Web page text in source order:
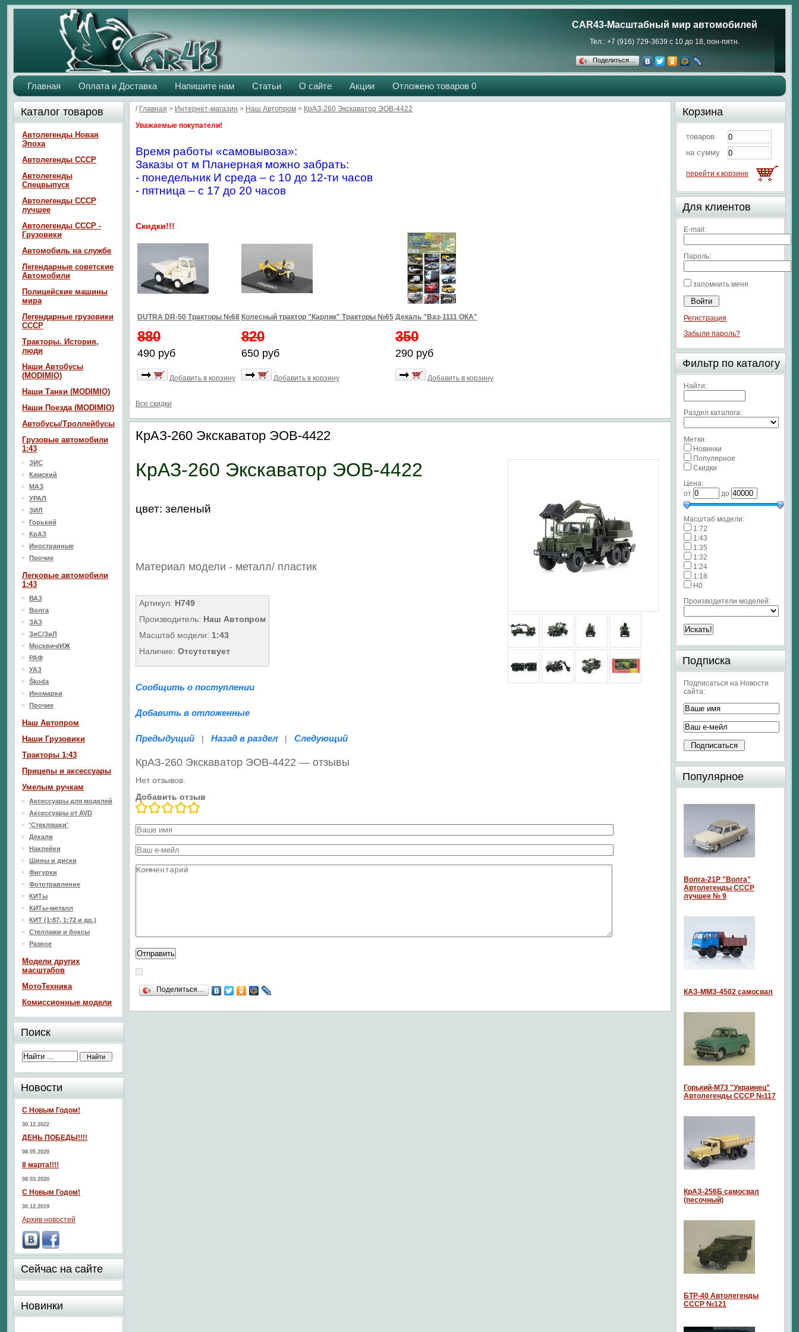
CAR43-Масштабный мир автомобилей
Тел.: +7 (916) 729-3639 с 10 до 18, пон-пятн.
Поделиться…
Главная Оплата и Доставка Напишите нам Статьи О сайте Акции Отложено товаров 0
/ Главная > Интернет-магазин > Наш Aвтопром > КрАЗ-260 Экскаватор ЭОВ-4422
Уважаемые покупатели!
Время работы «самовывоза»:
Заказы от м Планерная можно забрать:
- понедельник И среда – с 10 до 12-ти часов
- пятница – с 17 до 20 часов
Скидки!!!
DUTRA DR-50 Тракторы №68
880
490 руб
Добавить в корзину
Колесный трактор "Карлик" Тракторы №65
820
650 руб
Добавить в корзину
Декаль "Ваз-1111 ОКА"
350
290 руб
Добавить в корзину
Все скидки
КрАЗ-260 Экскаватор ЭОВ-4422
КрАЗ-260 Экскаватор ЭОВ-4422
цвет: зеленый
Материал модели - металл/ пластик
Артикул: H749
Производитель: Наш Автопром
Масштаб модели: 1:43
Наличие: Отсутствует
Сообщить о поступлении
Добавить в отложенные
Предыдущий | Назад в раздел | Следующий
КрАЗ-260 Экскаватор ЭОВ-4422 — отзывы
Нет отзывов.
Добавить отзыв
Поделиться…
Каталог товаров
Автолегенды Новая
Эпоха
Автолегенды СССР
Автолегенды
Спецвыпуск
Автолегенды СССР
лучшее
Автолегенды СССР -
Грузовики
Автомобиль на службе
Легендарные советские
Автомобили
Полицейские машины
мира
Легендарные грузовики
СССР
Тракторы. История,
люди
Наши Автобусы
(MODIMIO)
Наши Танки (MODIMIO)
Наши Поезда (MODIMIO)
Автобусы/Троллейбусы
Грузовые автомобили
1:43
ЗИС
Камский
МАЗ
УРАЛ
ЗИЛ
Горький
КрАЗ
Иностранные
Прочие
Легковые автомобили
1:43
ВАЗ
Волга
ЗАЗ
ЗиС/ЗиЛ
Москвич/ИЖ
РАФ
УАЗ
Škoda
Иномарки
Прочие
Наш Aвтопром
Наши Грузовики
Тракторы 1:43
Прицепы и аксессуары
Умелым ручкам
Аксессуары для моделей
Аксессуары от AVD
'Стекляшки'
Декали
Наклейки
Шины и диски
Фигурки
Фототравление
КИТы
КИТы-металл
КИТ (1:87, 1:72 и др.)
Стеллажи и боксы
Разное
Модели других
масштабов
МотоТехника
Комиссионные модели
Поиск
Новости
С Новым Годом!
30.12.2022
ДЕНЬ ПОБЕДЫ!!!!
08.05.2020
8 марта!!!!
08.03.2020
С Новым Годом!
30.12.2019
Архив новостей
Сейчас на сайте
Новинки
Корзина
товаров
на сумму
перейти к корзине
Для клиентов
E-mail:
Пароль:
запомнить меня
Регистрация
Забыли пароль?
Фильтр по каталогу
Найти:
Раздел каталога:
Метки:
Новинки
Популярное
Скидки
Цена:
от
до
Масштаб модели:
1:72
1:43
1:35
1:32
1:24
1:18
H0
Производители моделей:
Подписка
Подписаться на Новости
сайта:
Популярное
Волга-21P "Волга"
Автолегенды СССР
лучшее № 9
КАЗ-ММЗ-4502 самосвал
Горький-М73 "Украинец"
Автолегенды СССР №117
КрАЗ-256Б самосвал
(песочный)
БТР-40 Автолегенды
СССР №121